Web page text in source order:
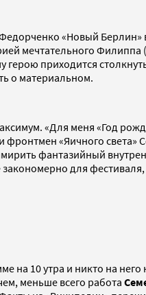
«Новый Берлин»
мечтательного
приходится
о материальном.
«Для меня «Год
фронтмен «Яичного света»
фантазийный
для фестиваля,
на 10 утра и никто на него
меньше всего работа